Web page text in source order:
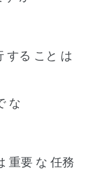
する こと は
な
重要 な 任務